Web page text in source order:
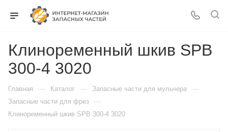
Клиноременный шкив SPB
300-4 3020
Главная — Каталог — Запасные части для мульчера —
Запасные части для фрез —
Клиноременный шкив SPB 300-4 3020